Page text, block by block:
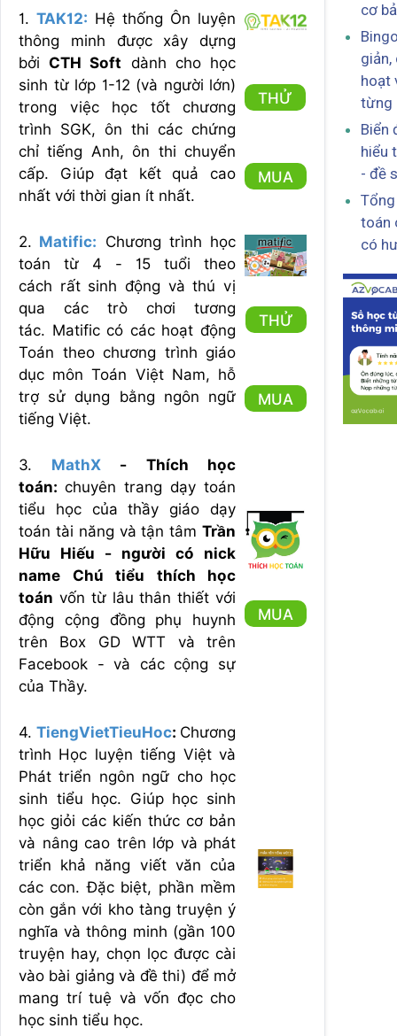
1. TAK12: Hệ thống Ôn luyện
thông minh được xây dựng
bởiCTH Soft dành cho học
sinh từ lớp 1-12 (và người lớn)
trong việc học tốt chương
trình SGK, ôn thi các chứng
chỉ tiếng Anh, ôn thi chuyển
cấp. Giúp đạt kết quả cao
nhất với thời gian ít nhất.
THỬ
MUA
2. Matific: Chương trình học
toán từ 4 - 15 tuổi theo
cách rất sinh động và thú vị
qua các trò chơi tương
tác. Matific có các hoạt động
Toán theo chương trình giáo
dục môn Toán Việt Nam, hỗ
trợ sử dụng bằng ngôn ngữ
tiếng Việt.
THỬ
MUA
3. MathX- Thích học
toán: chuyên trang dạy toán
tiểu học của thầy giáo dạy
toán tài năng và tận tâm Trần
Hữu Hiếu - người có nick
name Chú tiểu thích học
toán vốn từ lâu thân thiết với
động cộng đồng phụ huynh
trên Box GD WTT và trên
Facebook - và các cộng sự
của Thầy.
MUA
4. TiengVietTieuHoc: Chương
trình Học luyện tiếng Việt và
Phát triển ngôn ngữ cho học
sinh tiểu học. Giúp học sinh
học giỏi các kiến thức cơ bản
và nâng cao trên lớp và phát
triển khả năng viết văn của
các con. Đặc biệt, phần mềm
còn gắn với kho tàng truyện ý
nghĩa và thông minh (gần 100
truyện hay, chọn lọc được cài
vào bài giảng và đề thi) để mở
mang trí tuệ và vốn đọc cho
học sinh tiểu học.
cơ
giản,
hoạt
từng
Biển
hiểu
- đề
toán
có